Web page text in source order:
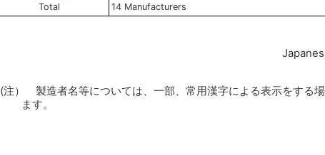
Total
14 Manufacturers
(注） 製造者名等については、一部、常用漢字による表示をする
ます。